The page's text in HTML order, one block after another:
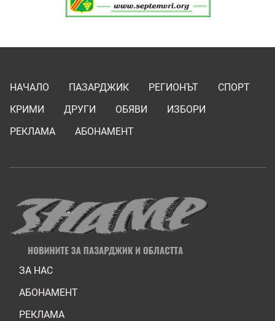
НАЧАЛО ПАЗАРДЖИК РЕГИОНЪТ
СПОРТ
КРИМИ
ДРУГИ ОБЯВИ
ИЗБОРИ
РЕКЛАМА
АБОНАМЕНТ
ЗА НАС
АБОНАМЕНТ
РЕКЛАМА